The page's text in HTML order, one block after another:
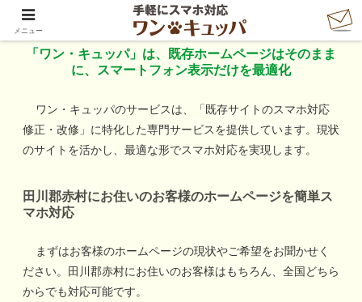
「ワン・キュッパ」で手軽にスマホ対応
「ワン・キュッパ」は、既存ホームページはそのまま
に、スマートフォン表示だけを最適化
ワン・キュッパのサービスは、「既存サイトのスマホ対応
修正・改修」に特化した専門サービスを提供しています。現状
のサイトを活かし、最適な形でスマホ対応を実現します。
田川郡赤村にお住いのお客様のホームページを簡単ス
マホ対応
まずはお客様のホームページの現状やご希望をお聞かせく
ださい。
田川郡赤村にお住いのお客様はもちろん、全国どちら
からでも対応可能です。
メニュー